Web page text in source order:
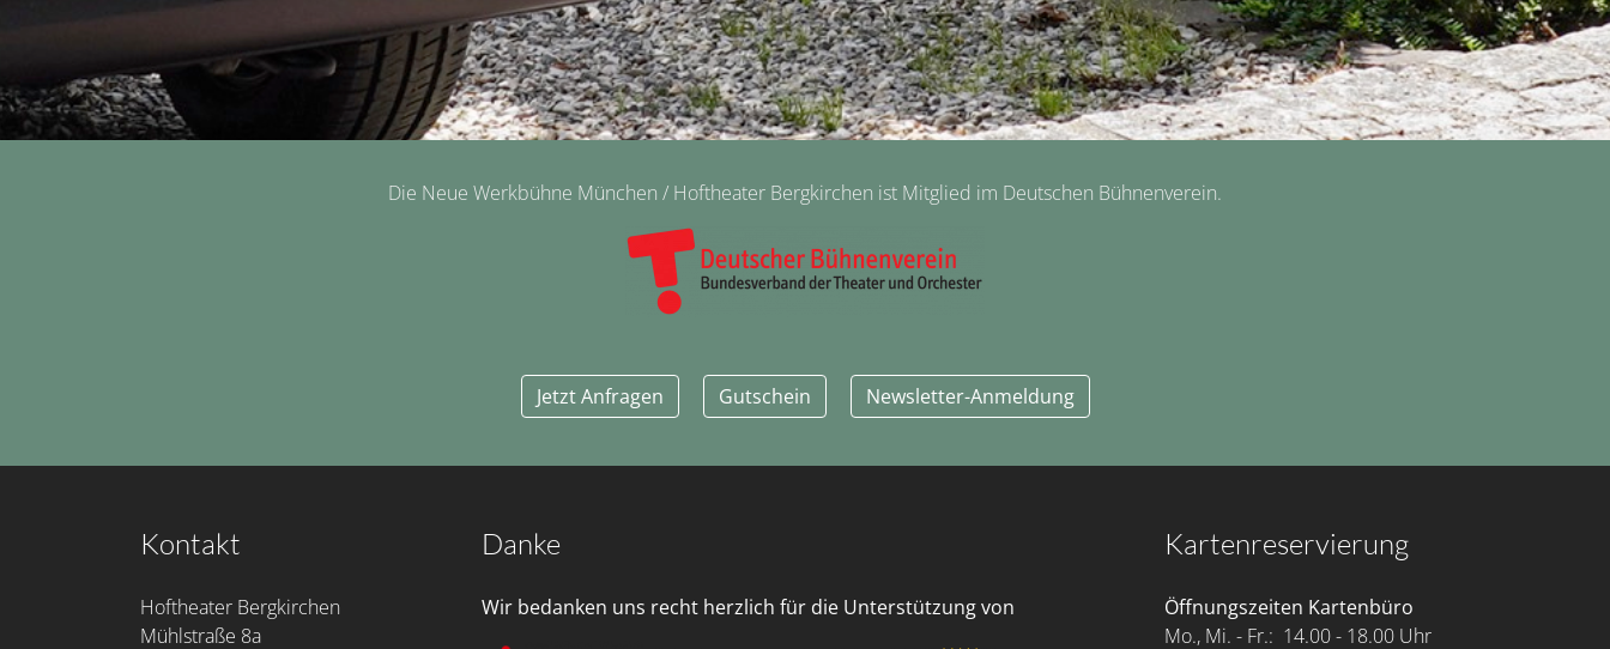
Die Neue Werkbühne München / Hoftheater Bergkirchen ist Mitglied im Deutschen Bühnenverein.
Jetzt Anfragen Gutschein Newsletter-Anmeldung
Kontakt
Hoftheater Bergkirchen
Mühlstraße 8a
Danke
Wir bedanken uns recht herzlich für die Unterstützung von
Kartenreservierung
Öffnungszeiten Kartenbüro
Mo., Mi. - Fr.: 14.00 - 18.00 Uhr